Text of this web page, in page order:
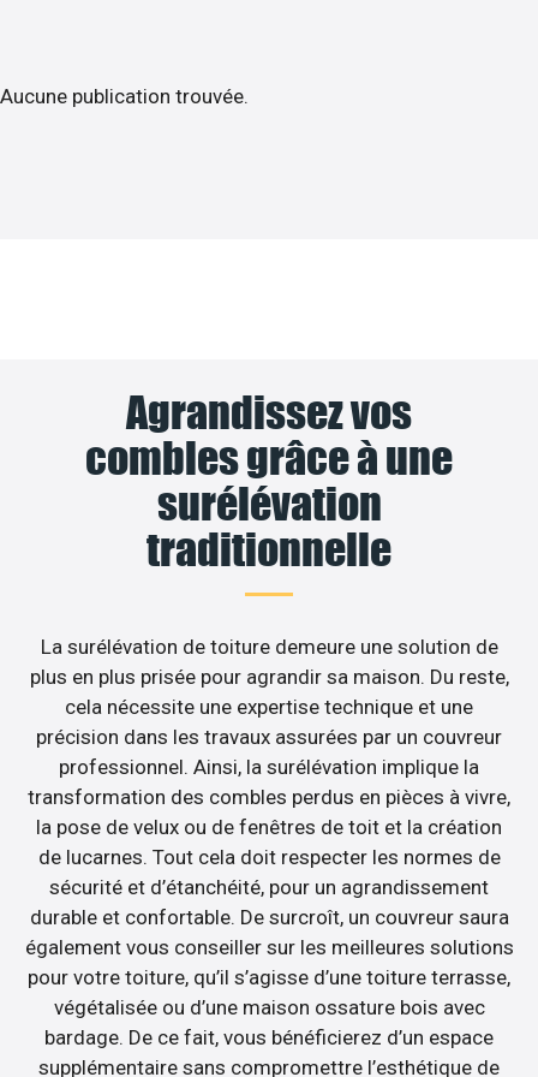
Aucune publication trouvée.
Agrandissez vos
combles grâce à une
surélévation
traditionnelle
La surélévation de toiture demeure une solution de
plus en plus prisée pour agrandir sa maison. Du reste,
cela nécessite une expertise technique et une
précision dans les travaux assurées par un couvreur
professionnel. Ainsi, la surélévation implique la
transformation des combles perdus en pièces à vivre,
la pose de velux ou de fenêtres de toit et la création
de lucarnes. Tout cela doit respecter les normes de
sécurité et d’étanchéité, pour un agrandissement
durable et confortable. De surcroît, un couvreur saura
également vous conseiller sur les meilleures solutions
pour votre toiture, qu’il s’agisse d’une toiture terrasse,
végétalisée ou d’une maison ossature bois avec
bardage. De ce fait, vous bénéficierez d’un espace
supplémentaire sans compromettre l’esthétique de